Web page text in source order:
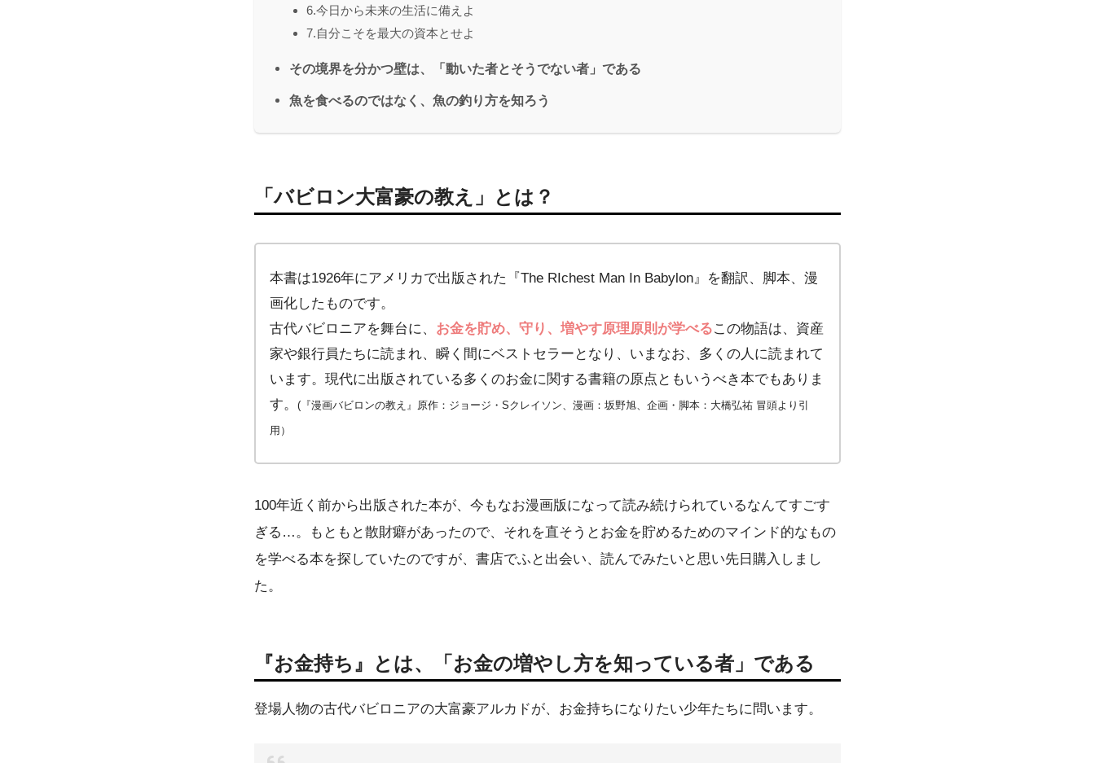
6.今日から未来の生活に備えよ
7.自分こそを最大の資本とせよ
その境界を分かつ壁は、「動いた者とそうでない者」である
魚を食べるのではなく、魚の釣り方を知ろう
「バビロン大富豪の教え」とは？
本書は1926年にアメリカで出版された『The RIchest Man In Babylon』を翻訳、脚本、漫
画化したものです。
古代バビロニアを舞台に、 お金を貯め、守り、増やす原理原則が学べるこの物語は、資産
家や銀行員たちに読まれ、瞬く間にベストセラーとなり、いまなお、多くの人に読まれて
います。現代に出版されている多くのお金に関する書籍の原点ともいうべき本でもありま
す。(『漫画バビロンの教え』原作：ジョージ・Sクレイソン、漫画：坂野旭、企画・脚本：大橋弘祐 冒頭より引
用）
100年近く前から出版された本が、今もなお漫画版になって読み続けられているなんてすごす
ぎる…。もともと散財癖があったので、それを直そうとお金を貯めるためのマインド的なもの
を学べる本を探していたのですが、書店でふと出会い、読んでみたいと思い先日購入しまし
た。
『お金持ち』とは、「お金の増やし方を知っている者」である
登場人物の古代バビロニアの大富豪アルカドが、お金持ちになりたい少年たちに問います。